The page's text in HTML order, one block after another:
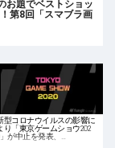
お題でベストショッ
第8回「スマブラ画
型コロナウイルスの影響に
り「東京ゲームショウ202
が中止を発表、…